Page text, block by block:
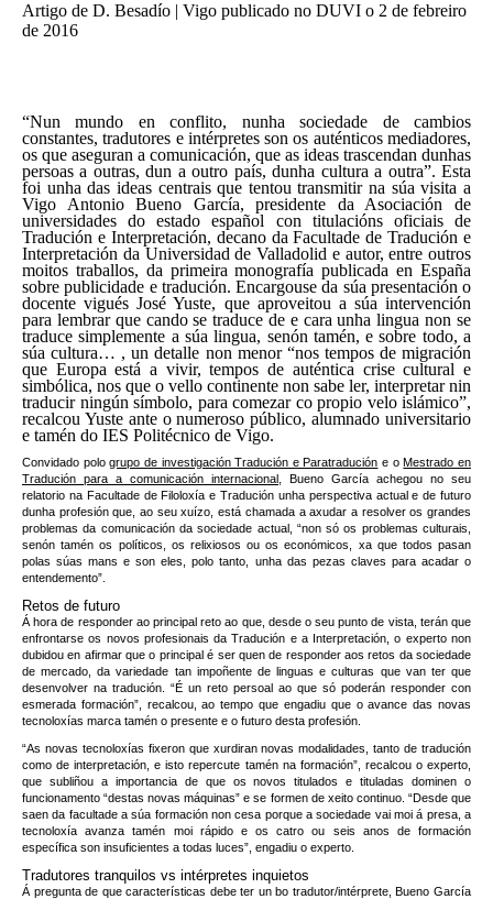
Artigo de D. Besadío | Vigo publicado no DUVI o 2 de febreiro
de 2016
“Nun mundo en conflito, nunha sociedade de cambios
constantes, tradutores e intérpretes son os auténticos mediadores,
os que aseguran a comunicación, que as ideas trascendan dunhas
persoas a outras, dun a outro país, dunha cultura a outra”. Esta
foi unha das ideas centrais que tentou transmitir na súa visita a
Vigo Antonio Bueno García, presidente da Asociación de
universidades do estado español con titulacións oficiais de
Tradución e Interpretación, decano da Facultade de Tradución e
Interpretación da Universidad de Valladolid e autor, entre outros
moitos traballos, da primeira monografía publicada en España
sobre publicidade e tradución. Encargouse da súa presentación o
docente vigués José Yuste, que aproveitou a súa intervención
para lembrar que cando se traduce de e cara unha lingua non se
traduce simplemente a súa lingua, senón tamén, e sobre todo, a
súa cultura… , un detalle non menor “nos tempos de migración
que Europa está a vivir, tempos de auténtica crise cultural e
simbólica, nos que o vello continente non sabe ler, interpretar nin
traducir ningún símbolo, para comezar co propio velo islámico”,
recalcou Yuste ante o numeroso público, alumnado universitario
e tamén do IES Politécnico de Vigo.
Convidado pologrupo de investigación Tradución e Paratradución e oMestrado en
Tradución para a comunicación internacional , Bueno García achegou no seu
relatorio na Facultade de Filoloxía e Tradución unha perspectiva actual e de futuro
dunha profesión que, ao seu xuízo, está chamada a axudar a resolver os grandes
problemas da comunicación da sociedade actual, “non só os problemas culturais,
senón tamén os políticos, os relixiosos ou os económicos, xa que todos pasan
polas súas mans e son eles, polo tanto, unha das pezas claves para acadar o
entendemento”.
Retos de futuro
Á hora de responder ao principal reto ao que, desde o seu punto de vista, terán que
enfrontarse os novos profesionais da Tradución e a Interpretación, o experto non
dubidou en afirmar que o principal é ser quen de responder aos retos da sociedade
de mercado, da variedade tan impoñente de linguas e culturas que van ter que
desenvolver na tradución. “É un reto persoal ao que só poderán responder con
esmerada formación”, recalcou, ao tempo que engadiu que o avance das novas
tecnoloxías marca tamén o presente e o futuro desta profesión.
“As novas tecnoloxías fixeron que xurdiran novas modalidades, tanto de tradución
como de interpretación, e isto repercute tamén na formación”, recalcou o experto,
que subliñou a importancia de que os novos titulados e tituladas dominen o
funcionamento “destas novas máquinas” e se formen de xeito continuo. “Desde que
saen da facultade a súa formación non cesa porque a sociedade vai moi á presa, a
tecnoloxía avanza tamén moi rápido e os catro ou seis anos de formación
específica son insuficientes a todas luces”, engadiu o experto.
Tradutores tranquilos vs intérpretes inquietos
Á pregunta de que características debe ter un bo tradutor/intérprete, Bueno García